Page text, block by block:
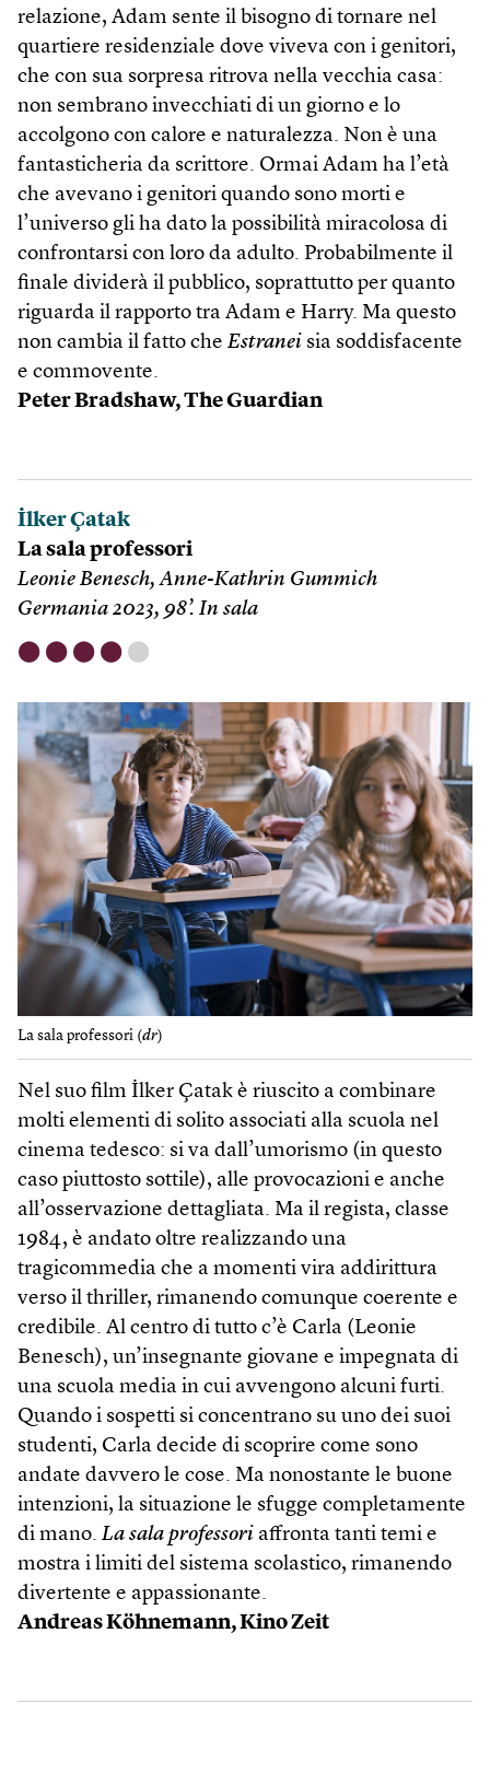
relazione, Adam sente il bisogno di tornare nel
quartiere residenziale dove viveva con i genitori,
che con sua sorpresa ritrova nella vecchia casa:
non sembrano invecchiati di un giorno e lo
accolgono con calore e naturalezza. Non è una
fantasticheria da scrittore. Ormai Adam ha l’età
che avevano i genitori quando sono morti e
l’universo gli ha dato la possibilità miracolosa di
confrontarsi con loro da adulto. Probabilmente il
finale dividerà il pubblico, soprattutto per quanto
riguarda il rapporto tra Adam e Harry. Ma questo
non cambia il fatto che Estranei sia soddisfacente
e commovente.
Peter Bradshaw, The Guardian
İlker Çatak
La sala professori
Leonie Benesch, Anne-Kathrin Gummich
Germania 2023, 98’. In sala
⬤ ⬤ ⬤ ⬤ ⬤
La sala professori (dr)
Nel suo film İlker Çatak è riuscito a combinare
molti elementi di solito associati alla scuola nel
cinema tedesco: si va dall’umorismo (in questo
caso piuttosto sottile), alle provocazioni e anche
all’osservazione dettagliata. Ma il regista, classe
1984, è andato oltre realizzando una
tragicommedia che a momenti vira addirittura
verso il thriller, rimanendo comunque coerente e
credibile. Al centro di tutto c’è Carla (Leonie
Benesch), un’insegnante giovane e impegnata di
una scuola media in cui avvengono alcuni furti.
Quando i sospetti si concentrano su uno dei suoi
studenti, Carla decide di scoprire come sono
andate davvero le cose. Ma nonostante le buone
intenzioni, la situazione le sfugge completamente
di mano. La sala professori affronta tanti temi e
mostra i limiti del sistema scolastico, rimanendo
divertente e appassionante.
Andreas Köhnemann, Kino Zeit